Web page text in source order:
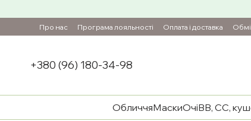
Про нас Програма лояльності Оплата і доставка
+380 (96) 180-34-98
ОбличчяМаскиОчіBB, CC,